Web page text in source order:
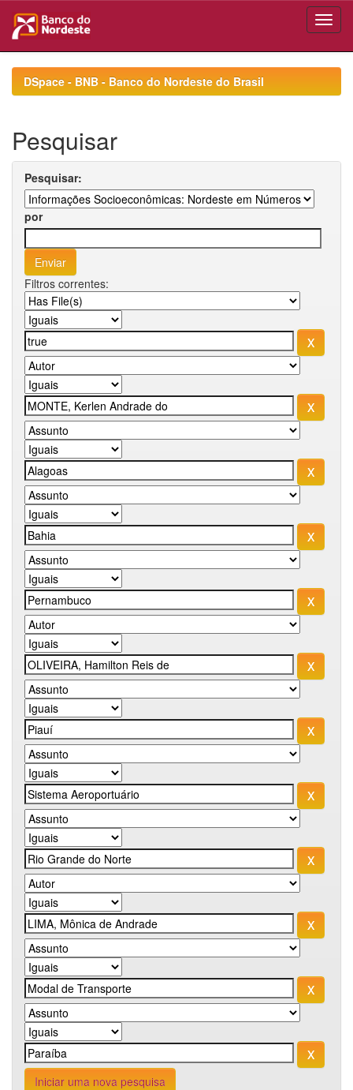
navigationDSpace - BNB - Banco do Nordeste do Brasil
Pesquisar
Pesquisar:
por
Filtros correntes:
Iniciar uma nova pesquisa